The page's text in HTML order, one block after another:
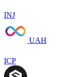
INJ
UAH
ICP